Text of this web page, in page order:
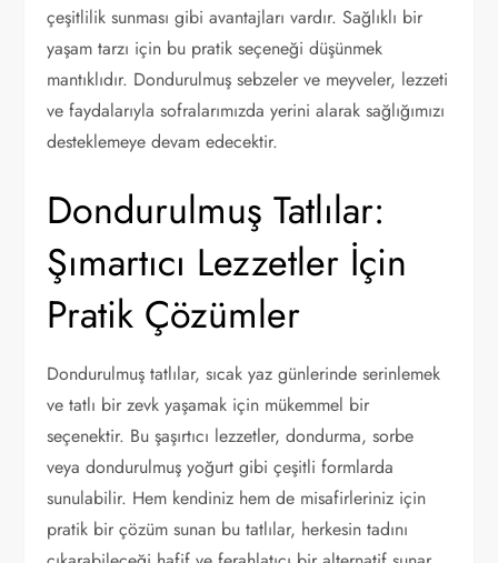
çeşitlilik sunması gibi avantajları vardır. Sağlıklı bir
yaşam tarzı için bu pratik seçeneği düşünmek
mantıklıdır. Dondurulmuş sebzeler ve meyveler, lezzeti
ve faydalarıyla sofralarımızda yerini alarak sağlığımızı
desteklemeye devam edecektir.
Dondurulmuş Tatlılar:
Şımartıcı Lezzetler İçin
Pratik Çözümler
Dondurulmuş tatlılar, sıcak yaz günlerinde serinlemek
ve tatlı bir zevk yaşamak için mükemmel bir
seçenektir. Bu şaşırtıcı lezzetler, dondurma, sorbe
veya dondurulmuş yoğurt gibi çeşitli formlarda
sunulabilir. Hem kendiniz hem de misafirleriniz için
pratik bir çözüm sunan bu tatlılar, herkesin tadını